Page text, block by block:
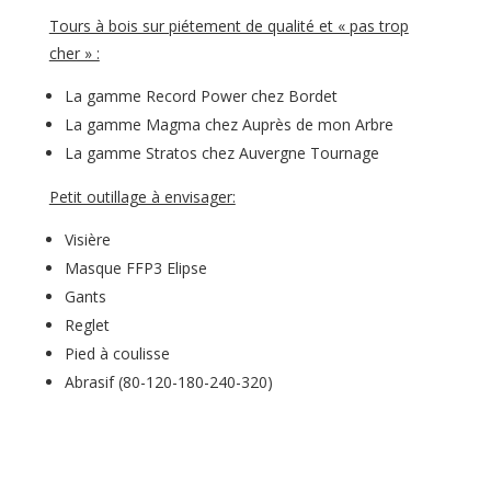
Tours à bois sur piétement de qualité et « pas trop
cher » :
La gamme Record Power chez Bordet
La gamme Magma chez Auprès de mon Arbre
La gamme Stratos chez Auvergne Tournage
Petit outillage à envisager:
Visière
Masque FFP3 Elipse
Gants
Reglet
Pied à coulisse
Abrasif (80-120-180-240-320)